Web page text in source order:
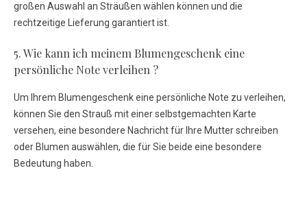
großen Auswahl an Sträußen wählen können und die
rechtzeitige Lieferung garantiert ist.
5. Wie kann ich meinem Blumengeschenk eine
persönliche Note verleihen ?
Um Ihrem Blumengeschenk eine persönliche Note zu verleihen,
können Sie den Strauß mit einer selbstgemachten Karte
versehen, eine besondere Nachricht für Ihre Mutter schreiben
oder Blumen auswählen, die für Sie beide eine besondere
Bedeutung haben.